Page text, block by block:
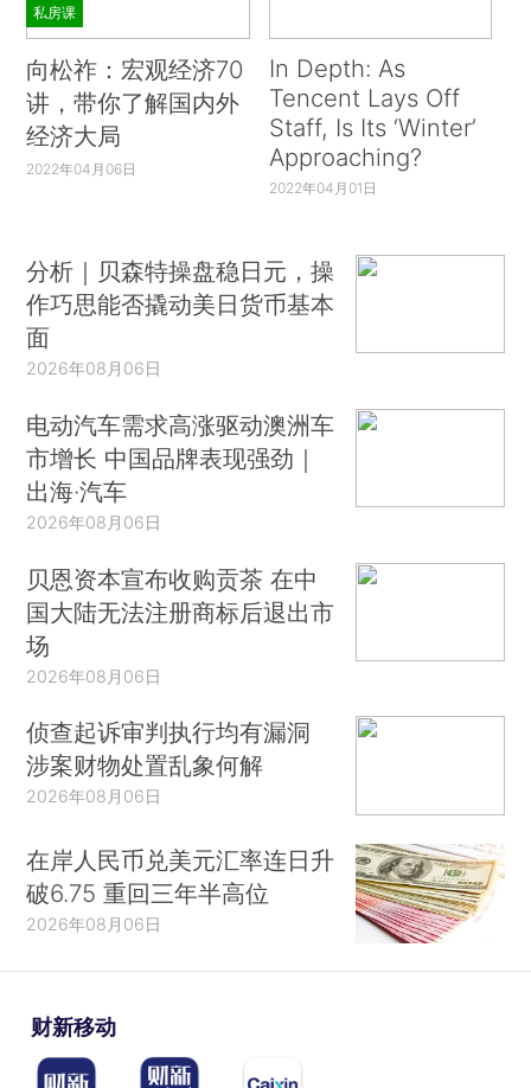
私房课
向松祚：宏观经济70
讲，带你了解国内外
经济大局
2022年04月06日
In Depth: As
Tencent Lays Off
Staff, Is Its ‘Winter’
Approaching?
2022年04月01日
分析｜贝森特操盘稳日元，操
作巧思能否撬动美日货币基本
面
2026年08月06日
电动汽车需求高涨驱动澳洲车
市增长 中国品牌表现强劲｜
出海·汽车
2026年08月06日
贝恩资本宣布收购贡茶 在中
国大陆无法注册商标后退出市
场
2026年08月06日
侦查起诉审判执行均有漏洞
涉案财物处置乱象何解
2026年08月06日
在岸人民币兑美元汇率连日升
破6.75 重回三年半高位
2026年08月06日
财新移动